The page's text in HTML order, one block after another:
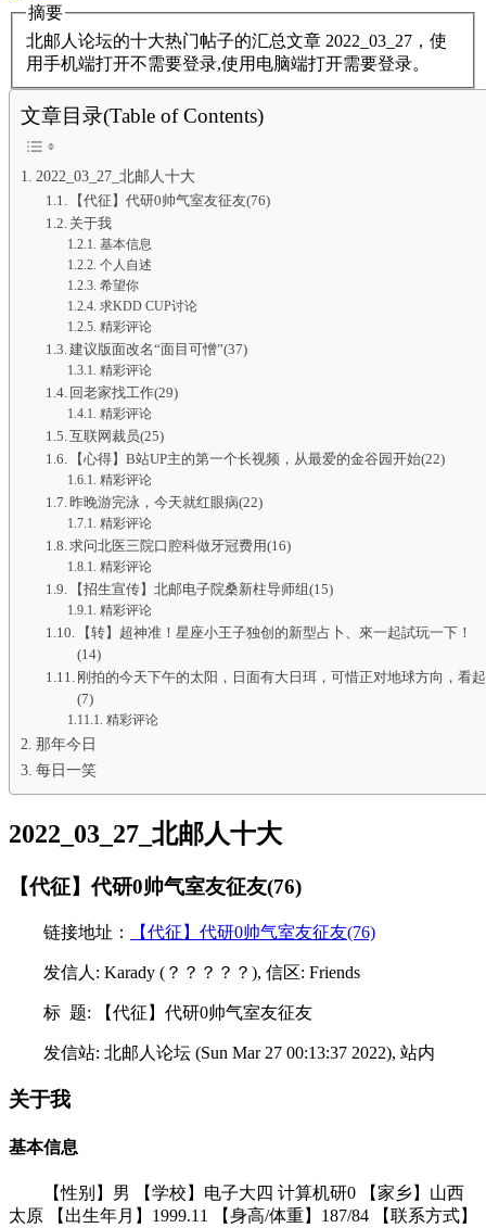
摘要
北邮人论坛的十大热门帖子的汇总文章 2022_03_27，使
用手机端打开不需要登录,使用电脑端打开需要登录。
文章目录(Table of Contents)
2022_03_27_北邮人十大
【代征】代研0帅气室友征友(76)
关于我
基本信息
个人自述
希望你
求KDD CUP讨论
精彩评论
建议版面改名“面目可憎”(37)
精彩评论
回老家找工作(29)
精彩评论
互联网裁员(25)
【心得】B站UP主的第一个长视频，从最爱的金谷园开始(22)
精彩评论
昨晚游完泳，今天就红眼病(22)
精彩评论
求问北医三院口腔科做牙冠费用(16)
精彩评论
【招生宣传】北邮电子院桑新柱导师组(15)
精彩评论
【转】超神准！星座小王子独创的新型占卜、來一起試玩一下！
(14)
刚拍的今天下午的太阳，日面有大日珥，可惜正对地球方向，看起
(7)
精彩评论
那年今日
每日一笑
2022_03_27_北邮人十大
【代征】代研0帅气室友征友(76)
链接地址： 【代征】代研0帅气室友征友(76)
发信人: Karady (？？？？？), 信区: Friends
标 题: 【代征】代研0帅气室友征友
发信站: 北邮人论坛 (Sun Mar 27 00:13:37 2022), 站内
关于我
基本信息
【性别】男 【学校】电子大四 计算机研0 【家乡】山西
太原 【出生年月】1999.11 【身高/体重】187/84 【联系方式】